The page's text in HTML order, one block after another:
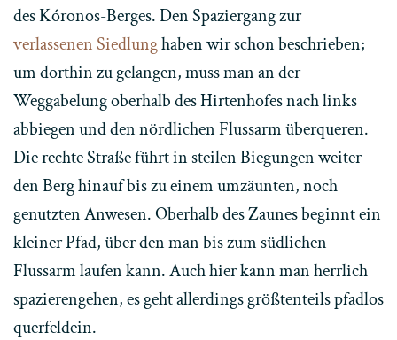
des Kóronos-Berges. Den Spaziergang zur
verlassenen Siedlunghaben wir schon beschrieben;
um dorthin zu gelangen, muss man an der
Weggabelung oberhalb des Hirtenhofes nach links
abbiegen und den nördlichen Flussarm überqueren.
Die rechte Straße führt in steilen Biegungen weiter
den Berg hinauf bis zu einem umzäunten, noch
genutzten Anwesen. Oberhalb des Zaunes beginnt ein
kleiner Pfad, über den man bis zum südlichen
Flussarm laufen kann. Auch hier kann man herrlich
spazierengehen, es geht allerdings größtenteils pfadlos
querfeldein.